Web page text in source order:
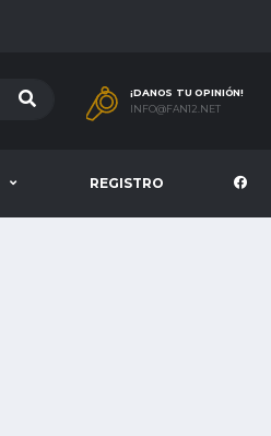
¡DANOS TU OPINIÓN!
INFO@FAN12.NET
REGISTRO